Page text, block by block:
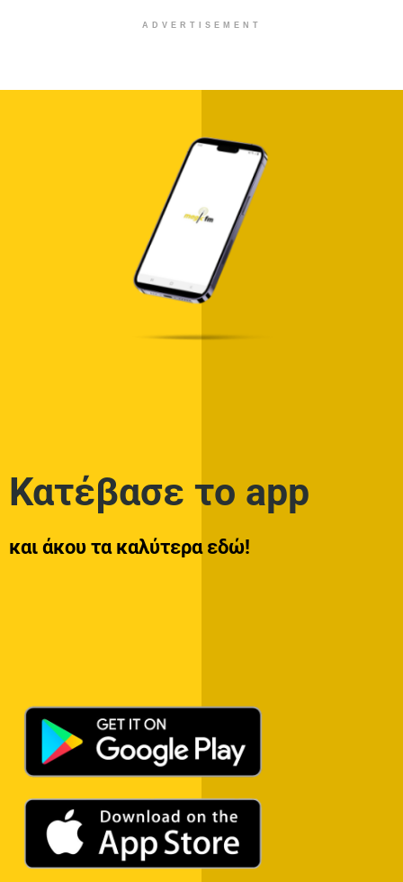
ADVERTISEMENT
Κατέβασε το app
και άκου τα καλύτερα εδώ!